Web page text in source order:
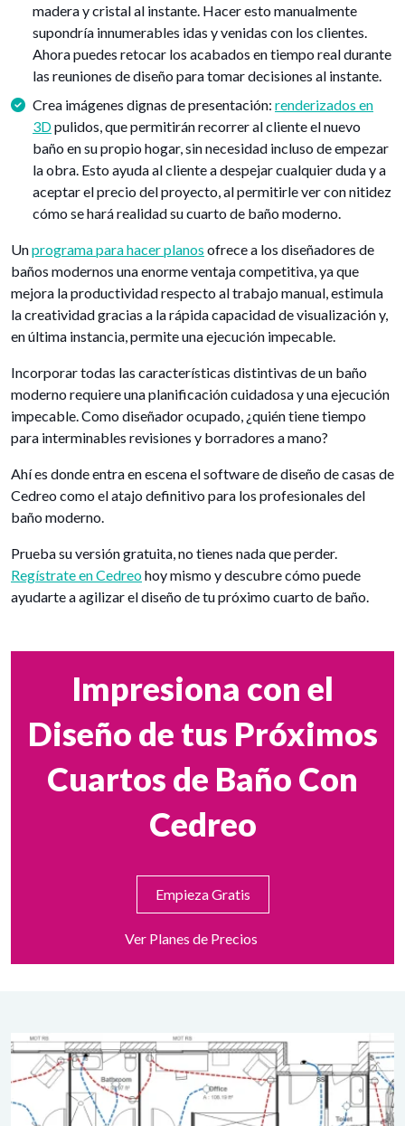
madera y cristal al instante. Hacer esto manualmente
supondría innumerables idas y venidas con los clientes.
Ahora puedes retocar los acabados en tiempo real durante
las reuniones de diseño para tomar decisiones al instante.
Crea imágenes dignas de presentación: renderizados en
3Dpulidos, que permitirán recorrer al cliente el nuevo
baño en su propio hogar, sin necesidad incluso de empezar
la obra. Esto ayuda al cliente a despejar cualquier duda y a
aceptar el precio del proyecto, al permitirle ver con nitidez
cómo se hará realidad su cuarto de baño moderno.
Unprograma para hacer planos ofrece a los diseñadores de
baños modernos una enorme ventaja competitiva, ya que
mejora la productividad respecto al trabajo manual, estimula
la creatividad gracias a la rápida capacidad de visualización y,
en última instancia, permite una ejecución impecable.
Incorporar todas las características distintivas de un baño
moderno requiere una planificación cuidadosa y una ejecución
impecable. Como diseñador ocupado, ¿quién tiene tiempo
para interminables revisiones y borradores a mano?
Ahí es donde entra en escena el software de diseño de casas de
Cedreo como el atajo definitivo para los profesionales del
baño moderno.
Prueba su versión gratuita, no tienes nada que perder.
Regístrate en Cedreohoy mismo y descubre cómo puede
ayudarte a agilizar el diseño de tu próximo cuarto de baño.
Impresiona con el
Diseño de tus Próximos
Cuartos de Baño Con
Cedreo
Empieza Gratis
Ver Planes de Precios